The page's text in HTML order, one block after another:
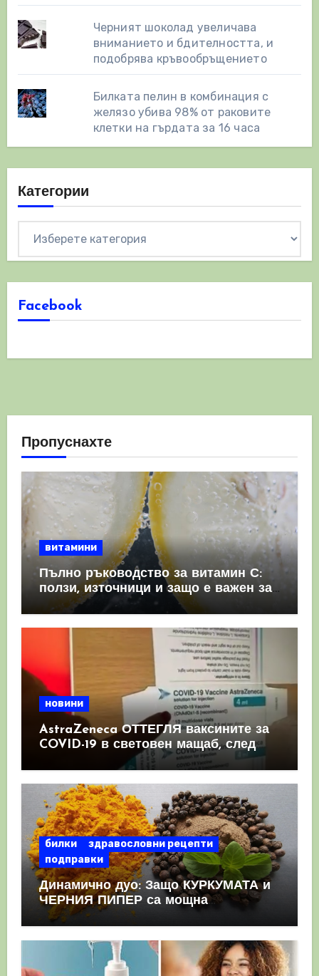
Черният шоколад увеличава
вниманието и бдителността, и
подобрява кръвообръщението
Билката пелин в комбинация с
желязо убива 98% от раковите
клетки на гърдата за 16 часа
Категории
Facebook
Пропуснахте
витамини
Пълно ръководство за витамин С:
ползи, източници и защо е важен за
имунната система
новини
AstraZeneca ОТТЕГЛЯ ваксините за
COVID-19 в световен мащаб, след
като призна, че те причиняват
билки
здравословни рецепти
подправки
Динамично дуо: Защо КУРКУМАТА и
ЧЕРНИЯ ПИПЕР са мощна
комбинация